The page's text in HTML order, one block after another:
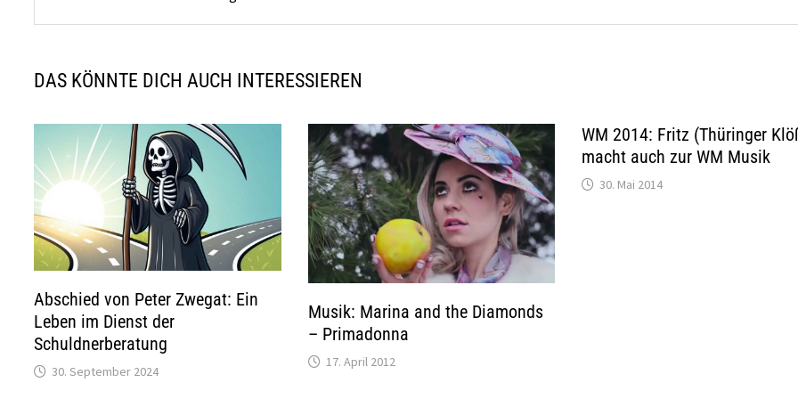
DAS KÖNNTE DICH AUCH INTERESSIEREN
Abschied von Peter Zwegat: Ein
Leben im Dienst der
Schuldnerberatung
30. September 2024
Musik: Marina and the Diamonds
– Primadonna
17. April 2012
WM 2014: Fritz (Thüringer
macht auch zur WM Musik
30. Mai 2014